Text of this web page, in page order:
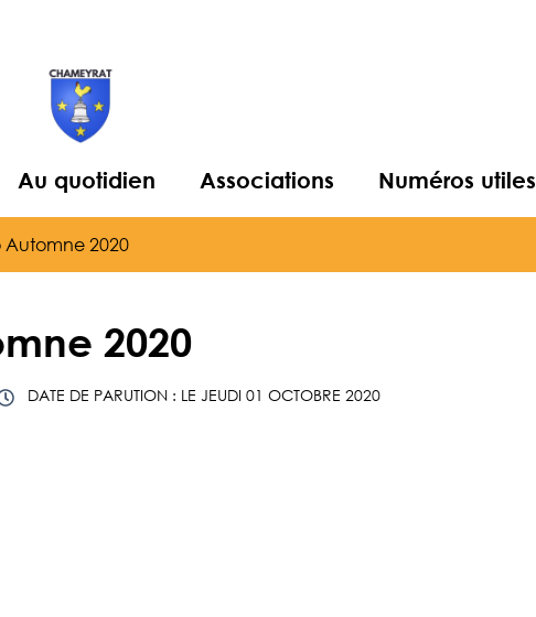
Au quotidien Associations Numéros utiles
Automne 2020
2020
DATE DE PARUTION : LE JEUDI 01 OCTOBRE 2020